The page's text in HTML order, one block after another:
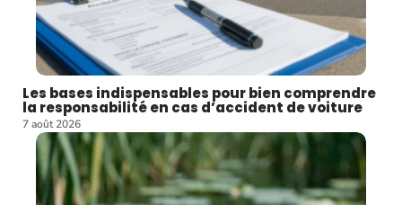
Les bases indispensables pour bien comprendre
la responsabilité en cas d’accident de voiture
7 août 2026